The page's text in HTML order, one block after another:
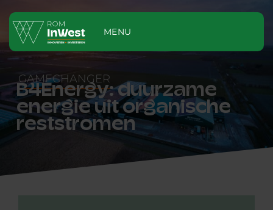
MENU
GAMECHANGER
B4Energy: duurzame
energie uit organische
reststromen